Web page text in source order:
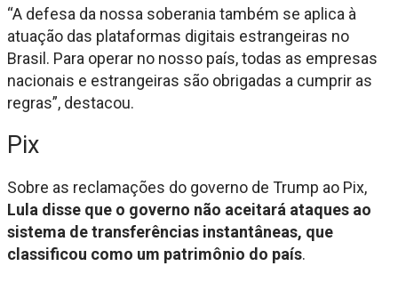
“A defesa da nossa soberania também se aplica à
atuação das plataformas digitais estrangeiras no
Brasil. Para operar no nosso país, todas as empresas
nacionais e estrangeiras são obrigadas a cumprir as
regras”, destacou.
Pix
Sobre as reclamações do governo de Trump ao Pix,
Lula disse que o governo não aceitará ataques ao
sistema de transferências instantâneas, que
classificou como um patrimônio do país.